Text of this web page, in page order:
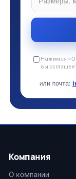
Нажимая
вы
или почта:
Компания
О компании